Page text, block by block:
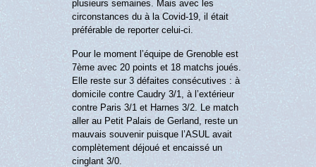
plusieurs semaines. Mais avec les
circonstances du à la Covid-19, il était
préférable de reporter celui-ci.
Pour le moment l’équipe de Grenoble est
7ème avec 20 points et 18 matchs joués.
Elle reste sur 3 défaites consécutives : à
domicile contre Caudry 3/1, à l’extérieur
contre Paris 3/1 et Harnes 3/2. Le match
aller au Petit Palais de Gerland, reste un
mauvais souvenir puisque l’ASUL avait
complètement déjoué et encaissé un
cinglant 3/0.